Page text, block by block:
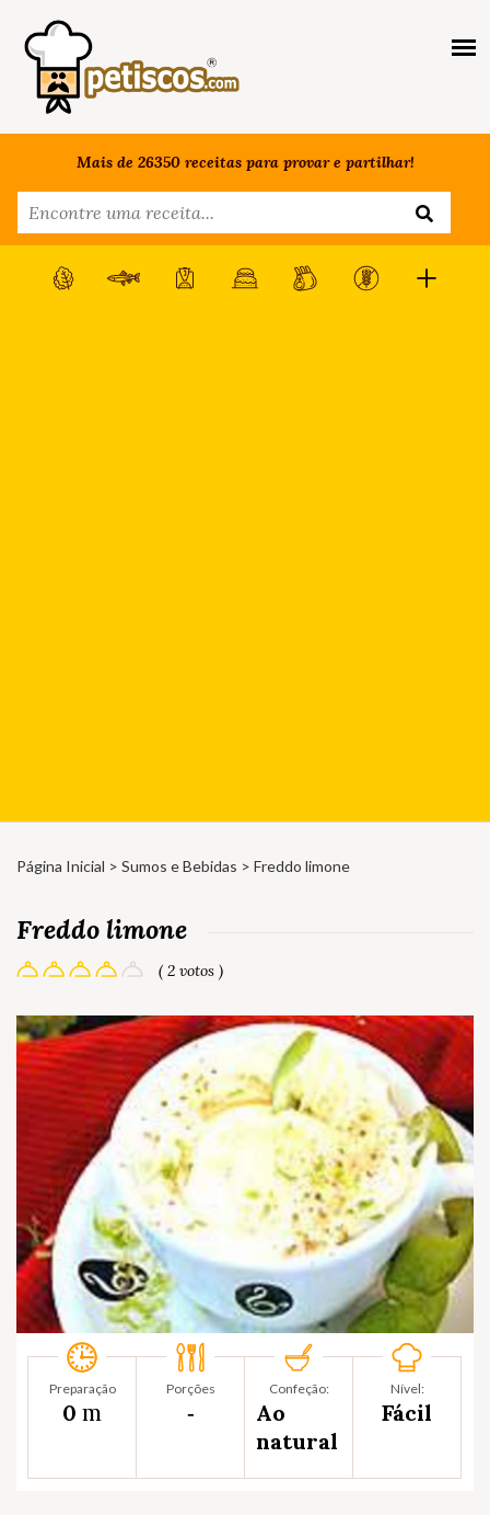
Mais de 26350 receitas para provar e partilhar!
Página Inicial > Sumos e Bebidas > Freddo limone
Freddo limone
( 2 votos )
Preparação
0 m
Porções
‐
Confeção:
Ao
natural
Nível:
Fácil